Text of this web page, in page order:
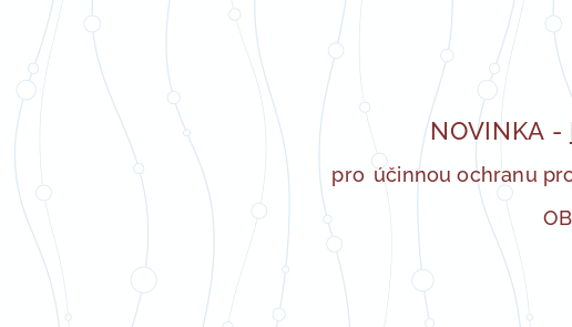
NOVINKA -
pro účinnou ochranu